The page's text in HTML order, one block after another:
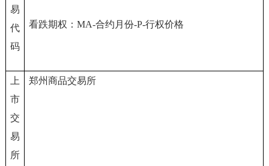
易
代
码
看跌期权：MA-合约月份-P-行权价格
上
市
交
易
所
郑州商品交易所